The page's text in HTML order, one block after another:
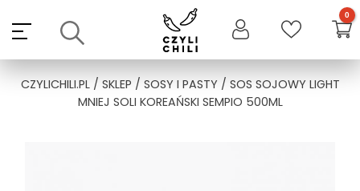
content
CZYLICHILI.PL/ SKLEP / SOSY I PASTY/ SOS SOJOWY LIGHT
MNIEJ SOLI KOREAŃSKI SEMPIO 500ML